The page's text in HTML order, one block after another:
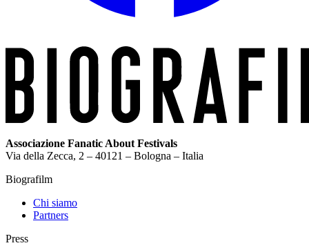
Associazione Fanatic About Festivals
Via della Zecca, 2 – 40121 – Bologna – Italia
Biografilm
Chi siamo
Partners
Press